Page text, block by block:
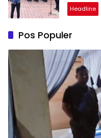
Headline
Pos Populer